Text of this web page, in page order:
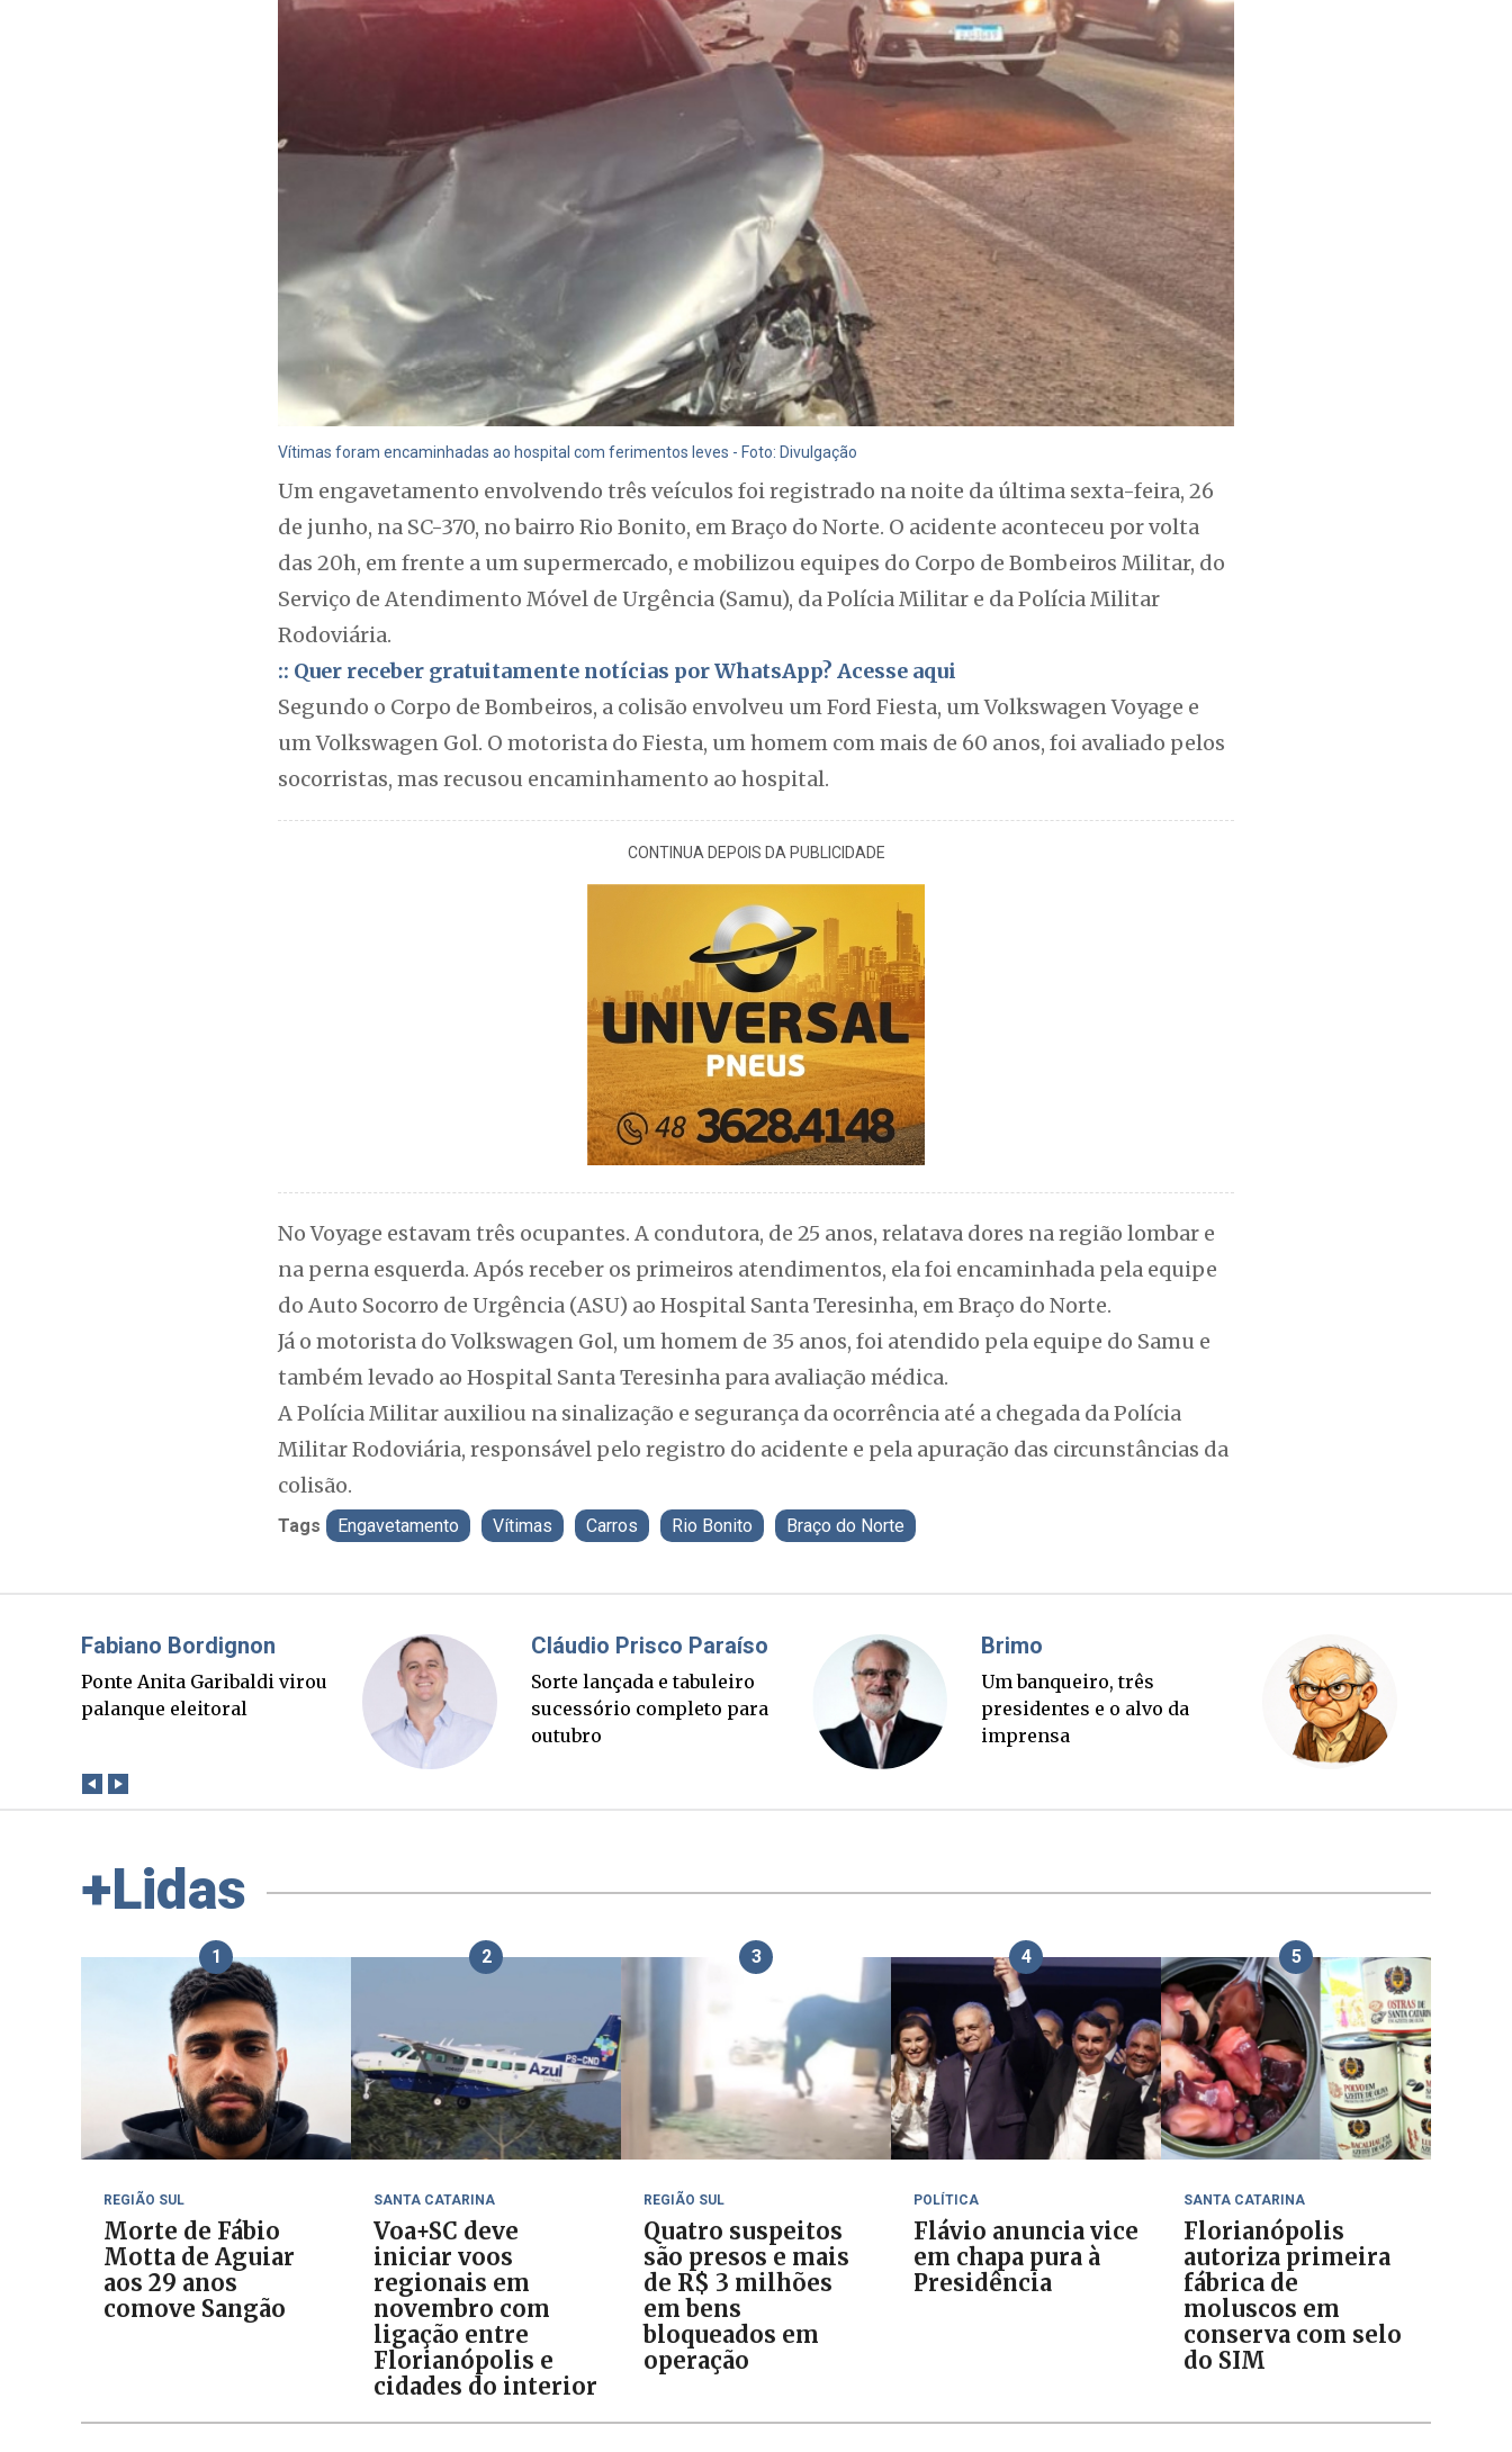
Vítimas foram encaminhadas ao hospital com ferimentos leves - Foto: Divulgação
Um engavetamento envolvendo três veículos foi registrado na noite da última sexta-feira, 26
de junho, na SC-370, no bairro Rio Bonito, em Braço do Norte. O acidente aconteceu por volta
das 20h, em frente a um supermercado, e mobilizou equipes do Corpo de Bombeiros Militar, do
Serviço de Atendimento Móvel de Urgência (Samu), da Polícia Militar e da Polícia Militar
Rodoviária.
:: Quer receber gratuitamente notícias por WhatsApp? Acesse aqui
Segundo o Corpo de Bombeiros, a colisão envolveu um Ford Fiesta, um Volkswagen Voyage e
um Volkswagen Gol. O motorista do Fiesta, um homem com mais de 60 anos, foi avaliado pelos
socorristas, mas recusou encaminhamento ao hospital.
CONTINUA DEPOIS DA PUBLICIDADE
No Voyage estavam três ocupantes. A condutora, de 25 anos, relatava dores na região lombar e
na perna esquerda. Após receber os primeiros atendimentos, ela foi encaminhada pela equipe
do Auto Socorro de Urgência (ASU) ao Hospital Santa Teresinha, em Braço do Norte.
Já o motorista do Volkswagen Gol, um homem de 35 anos, foi atendido pela equipe do Samu e
também levado ao Hospital Santa Teresinha para avaliação médica.
A Polícia Militar auxiliou na sinalização e segurança da ocorrência até a chegada da Polícia
Militar Rodoviária, responsável pelo registro do acidente e pela apuração das circunstâncias da
colisão.
Tags Engavetamento Vítimas Carros Rio Bonito Braço do Norte
Misael Elias
O Boato corre mais rápido
que a verdade. Mas quem
Fabiano Bordignon
Ponte Anita Garibaldi virou
palanque eleitoral
Cláudio Prisco Paraíso
Sorte lançada e tabuleiro
sucessório completo para
+Lidas
1
REGIÃO SUL
Morte de Fábio
Motta de Aguiar
aos 29 anos
comove Sangão
2
SANTA CATARINA
Voa+SC deve
iniciar voos
regionais em
novembro com
ligação entre
Florianópolis e
cidades do interior
3
REGIÃO SUL
Quatro suspeitos
são presos e mais
de R$ 3 milhões
em bens
bloqueados em
operação
4
POLÍTICA
Flávio anuncia vice
em chapa pura à
Presidência
5
SANTA CATARINA
Florianópolis
autoriza primeira
fábrica de
moluscos em
conserva com selo
do SIM